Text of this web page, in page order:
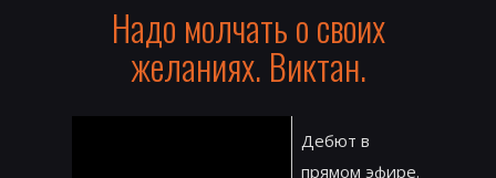
Надо молчать о своих
желаниях. Виктан.
Дебют в
прямом эфире.